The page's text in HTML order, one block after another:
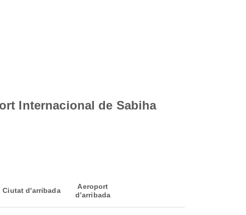
Internacional de Sabiha
Ciutat d'arribada
Aeroport
d’arribada